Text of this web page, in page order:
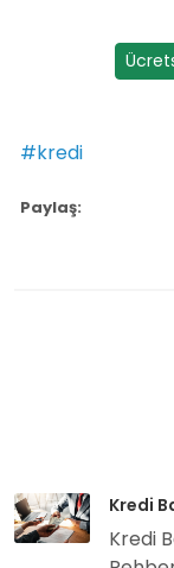
#kredi
Paylaş:
Kredi
Kredi